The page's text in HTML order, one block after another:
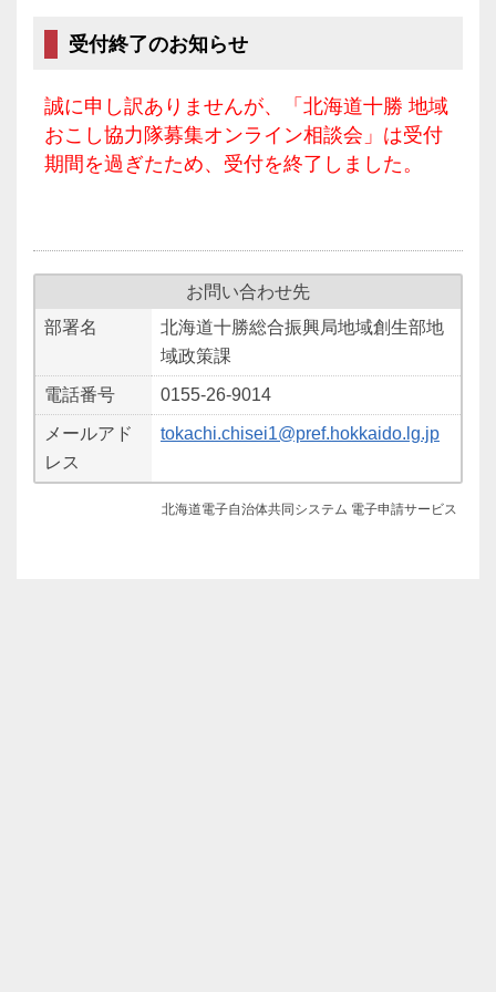
受付終了のお知らせ
誠に申し訳ありませんが、「北海道十勝 地域
おこし協力隊募集オンライン相談会」は受付
期間を過ぎたため、受付を終了しました。
お問い合わせ先
部署名
北海道十勝総合振興局地域創生部地
域政策課
電話番号 0155-26-9014
メールアド
レス
tokachi.chisei1@pref.hokkaido.lg.jp
北海道電子自治体共同システム 電子申請サービス